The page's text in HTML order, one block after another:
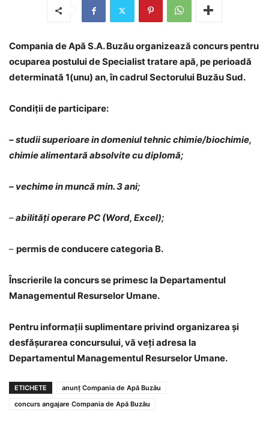
Compania de Apă S.A. Buzău organizează concurs pentru
ocuparea postului de Specialist tratare apă, pe perioadă
determinată 1(unu) an, în cadrul Sectorului Buzău Sud.
Condiții de participare:
– studii superioare in domeniul tehnic chimie/biochimie,
chimie alimentară absolvite cu diplomă;
– vechime in muncă min. 3 ani;
–abilități operare PC (Word, Excel);
– permis de conducere categoria B.
Înscrierile la concurs se primesc la Departamentul
Managementul Resurselor Umane.
Pentru informații suplimentare privind organizarea și
desfășurarea concursului, vă veți adresa la
Departamentul Managementul Resurselor Umane.
ETICHETE
anunț Compania de Apă Buzău
concurs angajare Compania de Apă Buzău